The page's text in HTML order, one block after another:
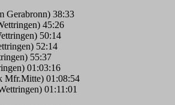
Gerabronn) 38:33
45:26
50:14
52:14
55:37
01:03:16
01:08:54
01:11:01